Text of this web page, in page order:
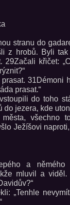
stranu do
z hrobů. Byli
29Začali křičet:
31Démoni
prasat.“
do toho
do jezera, kde
všechno
Ježíšovi
a němého
mluvil a viděl.
„Tenhle